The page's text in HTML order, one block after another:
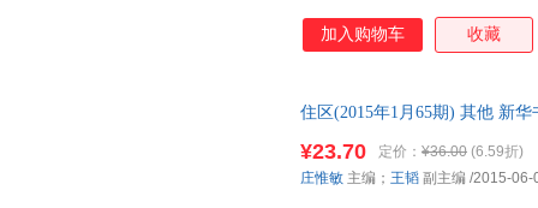
加入购物车 收藏
住区(2015年1月65期) 其他 新
¥23.70 定价： ¥36.00 (6.59折)
庄惟敏 主编； 王韬 副主编 /2015-06-